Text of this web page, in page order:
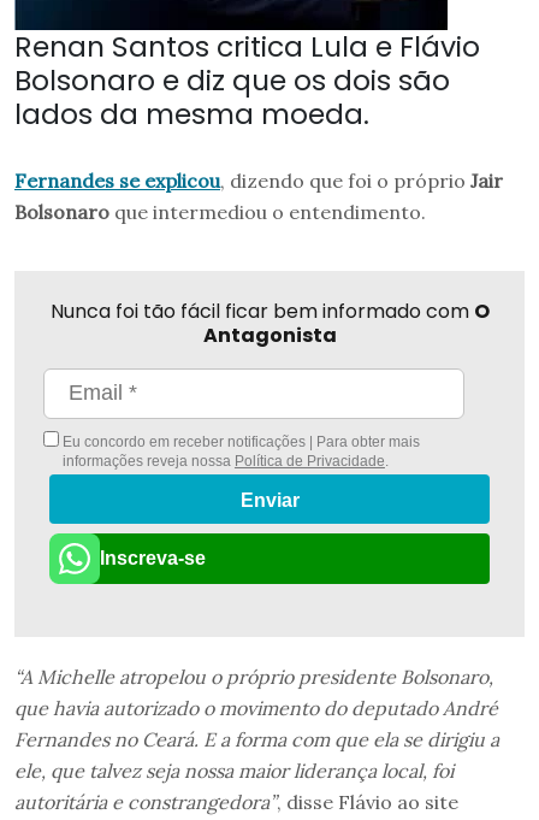
Renan Santos critica Lula e Flávio
Bolsonaro e diz que os dois são
lados da mesma moeda.
Fernandes se explicou, dizendo que foi o próprio Jair
Bolsonaro que intermediou o entendimento.
Nunca foi tão fácil ficar bem informado com O
Antagonista
Eu concordo em receber notificações | Para obter mais
informações reveja nossa Política de Privacidade
Enviar
Inscreva-se
“A Michelle atropelou o próprio presidente Bolsonaro,
que havia autorizado o movimento do deputado André
Fernandes no Ceará. E a forma com que ela se dirigiu a
ele, que talvez seja nossa maior liderança local, foi
autoritária e constrangedora”, disse Flávio ao site